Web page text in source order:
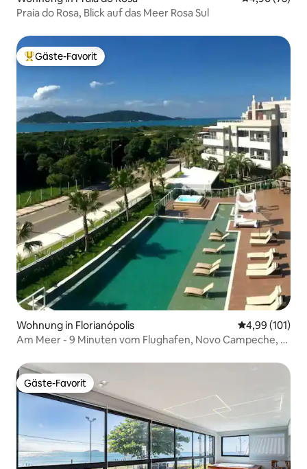
Praia do Rosa, Blick auf das Meer Rosa Sul
Beliebter Gäste-Favorit.
Gäste-Favorit
Wohnung in Florianópolis
4,99 (101)
Am Meer - 9 Minuten vom Flughafen, Novo Campeche, 2
Gäste-Favorit
Gäste-Favorit